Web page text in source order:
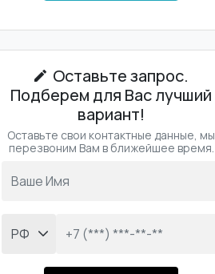
Оставьте запрос.
Подберем для Вас лучший
вариант!
Оставьте свои контактные данные, мы
перезвоним Вам в ближейшее время.